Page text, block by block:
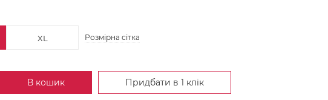
XL Розмірна сітка
В кошик Придбати в 1 клік